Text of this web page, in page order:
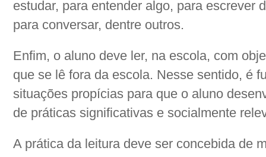
estudar, para entender algo, para escrever
para conversar, dentre outros.
Enfim, o aluno deve ler, na escola, com
que se lê fora da escola. Nesse sentido, é
situações propícias para que o aluno
de práticas significativas e socialmente
A prática da leitura deve ser concebida de